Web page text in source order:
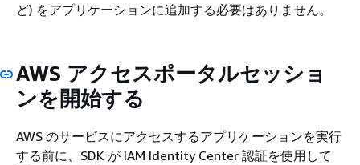
ど) をアプリケーションに追加する必要はありません。
AWS アクセスポータルセッショ
ンを開始する
AWS のサービスにアクセスするアプリケーションを実行
する前に、SDK が IAM Identity Center 認証を使用して